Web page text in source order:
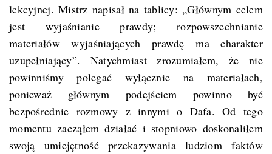
lekcyjnej. Mistrz napisał na tablicy: „Głównym celem
jest wyjaśnianie prawdy; rozpowszechnianie
materiałów wyjaśniających prawdę ma charakter
uzupełniający”. Natychmiast zrozumiałem, że nie
powinniśmy polegać wyłącznie na materiałach,
ponieważ głównym podejściem powinno być
bezpośrednie rozmowy z innymi o Dafa. Od tego
momentu zacząłem działać i stopniowo doskonaliłem
swoją umiejętność przekazywania ludziom faktów